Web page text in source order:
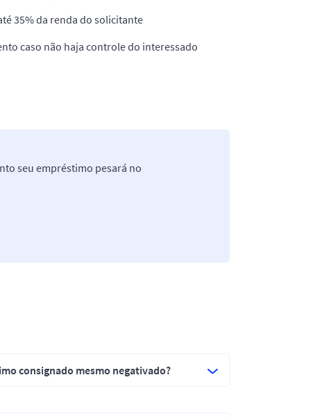
35% da renda do solicitante
caso não haja controle do interessado
seu empréstimo pesará no
consignado mesmo negativado?